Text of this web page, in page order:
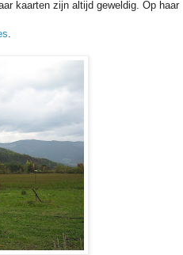
kaarten zijn altijd geweldig. Op haar
.